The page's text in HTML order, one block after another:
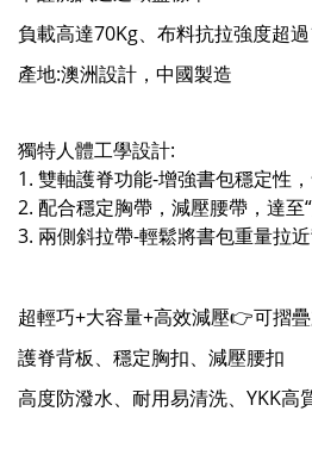
負載高達70Kg、布料抗拉強度超
產地:澳洲設計，中國製造
獨特⼈體⼯學設計:
1. 雙軸護脊功能-增強書包穩定性
2. 配合穩定胸帶，減壓腰帶，達至
3. 兩側斜拉帶-輕鬆將書包重量拉
超輕巧+大容量+⾼效減壓👉可摺
護脊背板、穩定胸扣、減壓腰扣
⾼度防潑⽔、耐⽤易清洗、YKK⾼